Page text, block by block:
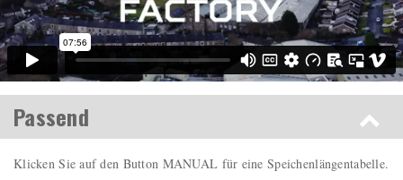
Passend
Klicken Sie auf den Button MANUAL für eine Speichenlängentabelle.